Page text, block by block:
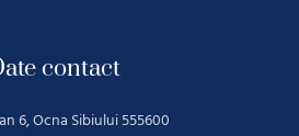
contact
6, Ocna Sibiului 555600